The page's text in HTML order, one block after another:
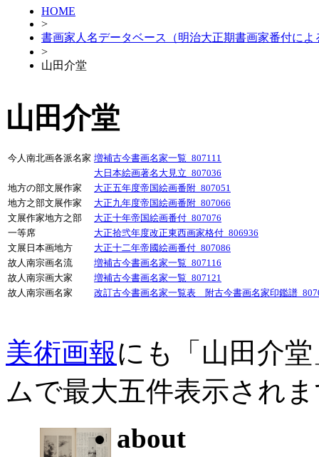
HOME
>
書画家人名データベース（明治大正期書画家番付によ
>
山田介堂
山田介堂
今人南北画各派名家 増補古今書画名家一覧_807111
大日本絵画著名大見立_807036
地方の部文展作家
大正五年度帝国絵画番附_807051
地方之部文展作家
大正九年度帝国絵画番附_807066
文展作家地方之部
大正十年帝国絵画番付_807076
一等席
大正拾弐年度改正東西画家格付_806936
文展日本画地方
大正十二年帝國絵画番付_807086
故人南宗画名流
増補古今書画名家一覧_807116
故人南宗画大家
増補古今書画名家一覧_807121
故人南宗画名家
改訂古今書画名家一覧表 附古今書画名家印鑑譜
美術画報にも「山田介
ムで最大五件表示され
about